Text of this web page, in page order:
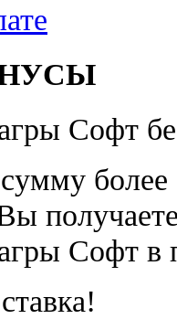
Софт
более
Софт в